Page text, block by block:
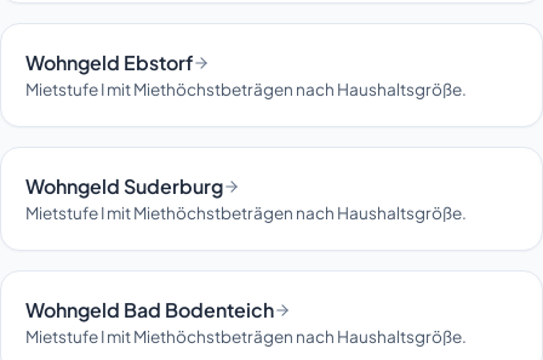
Wohngeld Ebstorf
Mietstufe I mit Miethöchstbeträgen nach Haushaltsgröße.
Wohngeld Suderburg
Mietstufe I mit Miethöchstbeträgen nach Haushaltsgröße.
Wohngeld Bad Bodenteich
Mietstufe I mit Miethöchstbeträgen nach Haushaltsgröße.